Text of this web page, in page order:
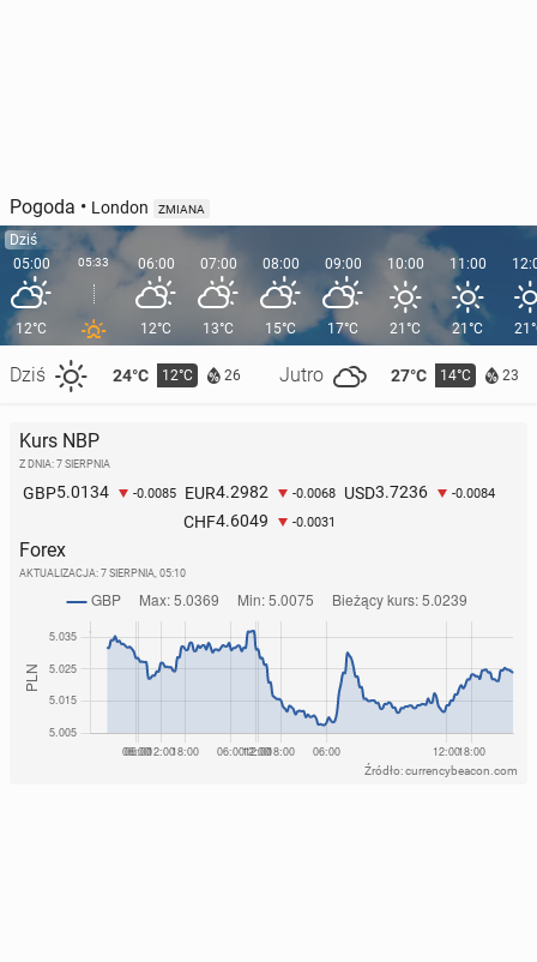
Pogoda • London ZMIANA
Dziś
05:00
12°C
Dziś 24°C 12°C 26 Jutro 27°C 14°C 23
05:33 06:00
12°C
07:00
13°C
08:00
15°C
09:00
17°C
10:00
21°C
11:00
21°C
Kurs NBP
Z DNIA: 7 SIERPNIA
GBP5.0134 -0.0085 EUR4.2982 -0.0068 USD3.7236 -0.0084
CHF4.6049 -0.0031
Forex
AKTUALIZACJA: 7 SIERPNIA, 05:10
Źródło: currencybeacon.com